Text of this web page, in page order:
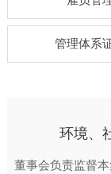
管理体系
环境、
董事会负责监督